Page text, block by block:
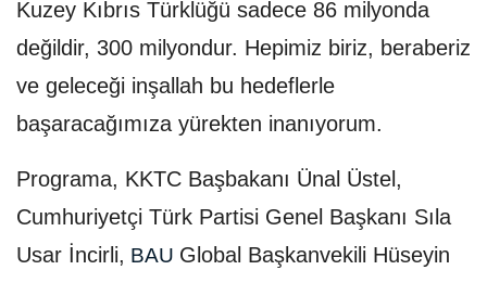
Kuzey Kıbrıs Türklüğü sadece 86 milyonda
değildir, 300 milyondur. Hepimiz biriz, beraberiz
ve geleceği inşallah bu hedeflerle
başaracağımıza yürekten inanıyorum.
Programa, KKTC Başbakanı Ünal Üstel,
Cumhuriyetçi Türk Partisi Genel Başkanı Sıla
Usar İncirli, BAU Global Başkanvekili Hüseyin